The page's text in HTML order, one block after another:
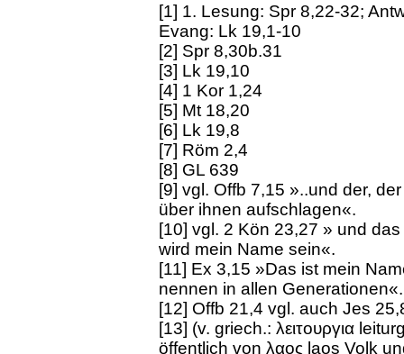
[1] 1. Lesung: Spr 8,22-32;
Evang: Lk 19,1-10
[2] Spr 8,30b.31
[3] Lk 19,10
[4] 1 Kor 1,24
[5] Mt 18,20
[6] Lk 19,8
[7] Röm 2,4
[8] GL 639
[9] vgl. Offb 7,15 »..und der,
über ihnen aufschlagen«.
[10] vgl. 2 Kön 23,27 » und
wird mein Name sein«.
[11] Ex 3,15 »Das ist mein
nennen in allen Generationen«.
[12] Offb 21,4 vgl. auch Jes
[13] (v. griech.: λειτουργια
öffentlich von λαος laos Volk